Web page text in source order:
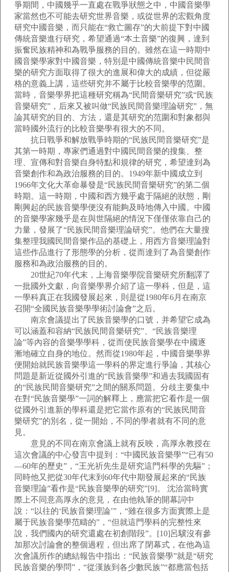
爭期間，中國幾乎一直處在戰爭狀態之中，中國音樂學
家當然也不可能去研究世界音樂，或從世界的宏觀角度
研究中國音樂，而只能在“救亡圖存”的大前提下對中國
傳統音樂進行研究，希望通過“本土音樂”的復興，達到
振奮民族精神和為戰爭服務的目的。雖然在這一時期中
國音樂學家對中國音樂，特別是中國傳統音樂中民間音
樂的研究方面取得了很大的進展和偉大的成績，但從嚴
格的意義上講，這些研究并不屬于比較音樂學的范圍。
當時，音樂學界把這種研究稱為“民間音樂研究”或“民族
音樂研究”，后來又被叫做“民族民間音樂理論研究”，無
論其研究的目的、方法，還是其研究的范圍和對象都與
當時國外流行的比較音樂學有很大的不同。
抗日戰爭和解放戰爭時期的“民族民間音樂研究”是
其第一時期，專家們通過對中國民間音樂的搜集、整
理、宣傳和對音樂自身特點和規律的研究，希望達到為
音樂創作和為政治服務的目的。1949年新中國成立到
1966年文化大革命暴發是“民族民間音樂研究”的第二個
時期。這一時期，中國和西方幾乎處于隔絕的狀態，剛
剛興起的民族音樂學便沒有能夠及時地傳入中國。中國
的音樂學家幾乎是在與世隔絕的情況下僅僅依靠自己的
力量，發展了“民族民間音樂理論研究”。他們在大量搜
集整理我國民間音樂作品的基礎上，用西方音樂理論對
這些作品進行了形態學的分析，從而達到了為音樂創作
服務和為政治服務的目的。
20世紀70年代末，上海音樂學院音樂研究所翻譯了
一批國外文獻，向音樂學界介紹了這一學科，但是，這
一學科真正在我國發展起來，則是從1980年6月在南京
召開“全國民族音樂學學術討論會”之后。
南京會議提出了民族音樂學的口號，并希望它成為
可以涵蓋和容納“民族民間音樂研究”、“民族音樂理
論”等內容的音樂學學科，從而使民族音樂學在中國逐
漸地確立自身的地位。然而從1980年起，中國音樂學界
便開始就民族音樂學這一學科的界定進行爭論，其核心
問題是新近從國外引進的“民族音樂學”和過去我國固有
的“民族民間音樂研究”之間的關系問題。分歧主要集中
在對“民族音樂學”一詞的解釋上，應當把它看作是一個
從國外引進新的學科還是把它當作原有的“民族民間音
樂研究”的別名，從一開始，不同的學者就有不同的意
見。
意見的不同在南京會議上就有反映，高厚永教授在
這次會議的中心發言中提到：“中國民族音樂學”“已有50
—60年的歷史”，“王光祈先生是研究這門科學的先驅”；
同時他又把從30年代末到60年代中期發展起來的“民族
音樂理論”看作是“民族音樂學的研究”[9]。 沈洽當時實
際上不同意高厚永的意見，在由他執筆的開幕詞中
說：“以往的‘民族音樂理論’”，“雖在很多方面實際上是
屬于民族音樂學范疇的”，“但就這門學科的完整性來
說，我們國內的研究還處在初創階段”。[10]呂驥沒有參
加那次討論會的整個過程，但出席了閉幕式，在他為這
次會議所作的總結報告中指出：“民族音樂學”就是“研究
民族音樂的學問”，“從漢族到各少數民族”“都應當包括